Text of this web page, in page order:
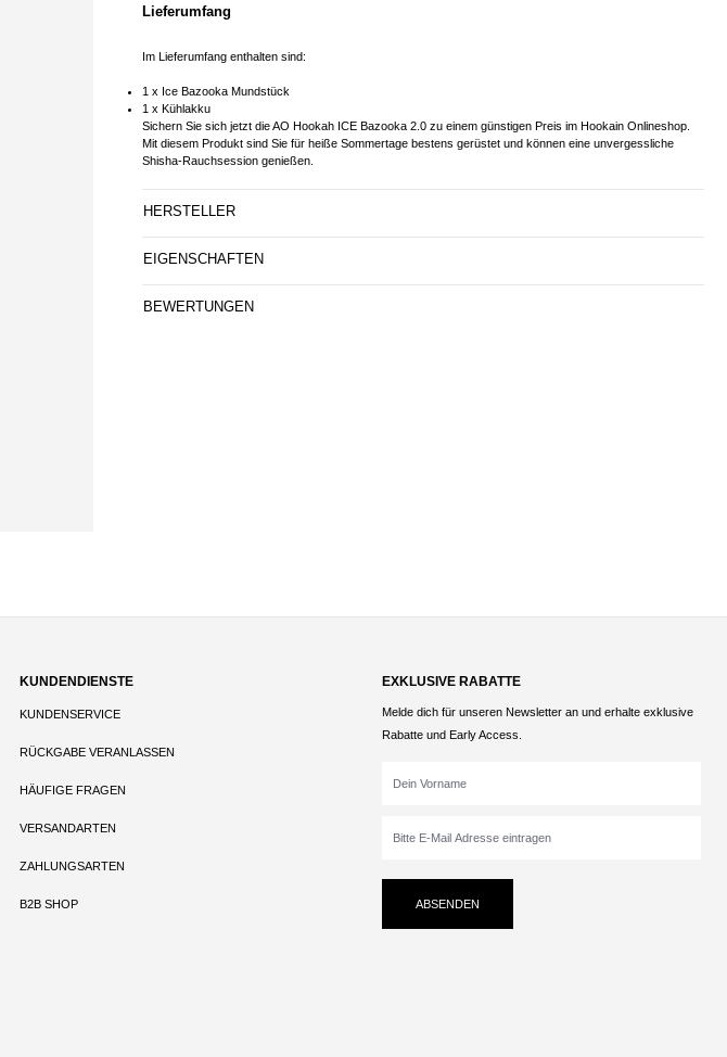
Lieferumfang
Im Lieferumfang enthalten sind:
1 x Ice Bazooka Mundstück
1 x Kühlakku
Sichern Sie sich jetzt die AO Hookah ICE Bazooka 2.0 zu einem günstigen Preis im Hookain Onlineshop.
Mit diesem Produkt sind Sie für heiße Sommertage bestens gerüstet und können eine unvergessliche
Shisha-Rauchsession genießen.
HERSTELLER
EIGENSCHAFTEN
BEWERTUNGEN
KUNDENDIENSTE
KUNDENSERVICE
RÜCKGABE VERANLASSEN
HÄUFIGE FRAGEN
VERSANDARTEN
ZAHLUNGSARTEN
B2B SHOP
EXKLUSIVE RABATTE
Melde dich für unseren Newsletter an und erhalte exklusive
Rabatte und Early Access.
ABSENDEN